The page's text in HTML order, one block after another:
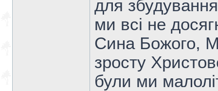
для
ми всі не
Сина Божого,
зросту
були ми